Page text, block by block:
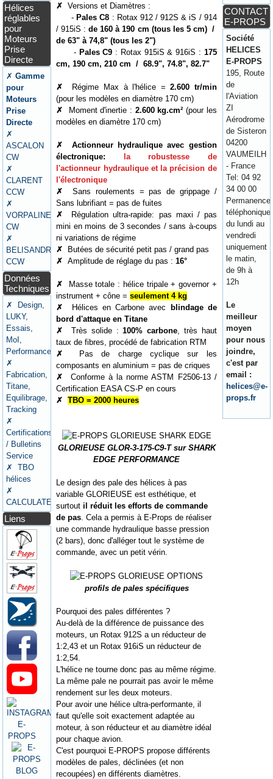
Hélices
réglables
pour
Moteurs
Prise
Directe
✗Gamme
pour
Moteurs
Prise
Directe
✗
ASCALON
CW
✗
CLARENT
CCW
✗
VORPALINE
CW
✗
BELISANDRE
CCW
Données
Techniques
✗ Design,
LUKY,
Essais,
MoI,
Performances
✗
Fabrication,
Titane,
Equilibrage,
Tracking
✗
Certifications
/ Bulletins
Service
✗ TBO
hélices
✗
CALCULATEURS
Liens
✗Versions et Diamètres :
- Pales C8 : Rotax 912 / 912S & iS / 914
/ 915iS :de 160 à 190 cm (tous les 5 cm) /
de 63" à 74,8" (tous les 2")
- Pales C9 : Rotax 915iS & 916iS : 175
cm, 190 cm, 210 cm / 68.9", 74.8", 82.7"
✗ Régime Max à l'hélice =2.600 tr/min
(pour les modèles en diamètre 170 cm)
✗
Moment d'inertie : 2.600 kg.cm² (pour les
modèles en diamètre 170 cm)
✗ Actionneur hydraulique avec gestion
électronique:
la robustesse de
l'actionneur hydraulique et la précision de
l'électronique
✗ Sans roulements = pas de grippage /
Sans lubrifiant = pas de fuites
✗
Régulation ultra-rapide: pas maxi / pas
mini en moins de 3 secondes / sans à-coups
ni variations de régime
✗
Butées de sécurité petit pas / grand pas
✗Amplitude de réglage du pas :16°
✗
Masse totale : hélice tripale + governor +
instrument + cône =seulement 4 kg
✗
Hélices en Carbone avec
blindage de
bord d'attaque en Titane
✗ Très solide :100% carbone , très haut
taux de fibres, procédé de fabrication RTM
✗
Pas de charge cyclique sur les
composants en aluminium = pas de criques
✗ Conforme à la norme ASTM F2506-13 /
Certification EASA CS-P en cours
✗TBO = 2000 heures
GLORIEUSE GLOR-3-175-C9-T sur SHARK
EDGE PERFORMANCE
Le design des pale des hélices à pas
variable GLORIEUSE est esthétique, et
surtoutil réduit les efforts de commande
de pas . Cela a permis à E-Props de réaliser
une commande hydraulique basse pression
(2 bars), donc d'alléger tout le système de
commande, avec un petit vérin.
profils de pales spécifiques
Pourquoi des pales différentes ?
Au-delà de la différence de puissance des
moteurs, un Rotax 912S a un réducteur de
1:2,43 et un Rotax 916iS un réducteur de
1:2,54.
L'hélice ne tourne donc pas au même régime.
La même pale ne pourrait pas avoir le même
rendement sur les deux moteurs.
Pour avoir une hélice ultra-performante, il
faut qu'elle soit exactement adaptée au
moteur, à son réducteur et au diamètre idéal
pour chaque avion.
C'est pourquoi E-PROPS propose différents
modèles de pales, déclinées (et non
recoupées) en différents diamètres.
CONTACT
E-PROPS
Société
HELICES
E-PROPS
195, Route
de
l'Aviation
ZI
Aérodrome
de Sisteron
04200
VAUMEILH
- France
Tel: 04 92
34 00 00
Permanence
téléphonique
du lundi au
vendredi
uniquement
le matin,
de 9h à
12h
Le
meilleur
moyen
pour nous
joindre,
c'est par
email :
helices@e-
props.fr